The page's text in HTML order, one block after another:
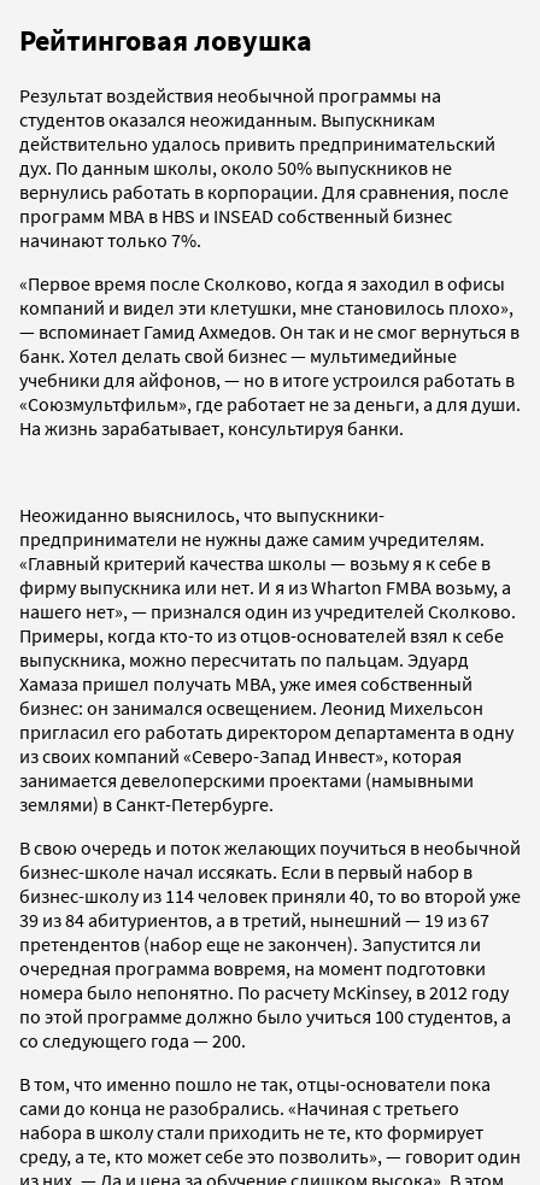
Рейтинговая ловушка
Результат воздействия необычной программы на
студентов оказался неожиданным. Выпускникам
действительно удалось привить предпринимательский
дух. По данным школы, около 50% выпускников не
вернулись работать в корпорации. Для сравнения, после
программ MBA в HBS и INSEAD собственный бизнес
начинают только 7%.
«Первое время после Сколково, когда я заходил в офисы
компаний и видел эти клетушки, мне становилось плохо»,
— вспоминает Гамид Ахмедов. Он так и не смог вернуться в
банк. Хотел делать свой бизнес — мультимедийные
учебники для айфонов, — но в итоге устроился работать в
«Союзмультфильм», где работает не за деньги, а для души.
На жизнь зарабатывает, консультируя банки.
Неожиданно выяснилось, что выпускники-
предприниматели не нужны даже самим учредителям.
«Главный критерий качества школы — возьму я к себе в
фирму выпускника или нет. И я из Wharton FMBA возьму, а
нашего нет», — признался один из учредителей Сколково.
Примеры, когда кто-то из отцов-основателей взял к себе
выпускника, можно пересчитать по пальцам. Эдуард
Хамаза пришел получать МBА, уже имея собственный
бизнес: он занимался освещением. Леонид Михельсон
пригласил его работать директором департамента в одну
из своих компаний «Северо-Запад Инвест», которая
занимается девелоперскими проектами (намывными
землями) в Санкт-Петербурге.
В свою очередь и поток желающих поучиться в необычной
бизнес-школе начал иссякать. Если в первый набор в
бизнес-школу из 114 человек приняли 40, то во второй уже
39 из 84 абитуриентов, а в третий, нынешний — 19 из 67
претендентов (набор еще не закончен). Запустится ли
очередная программа вовремя, на момент подготовки
номера было непонятно. По расчету McKinsey, в 2012 году
по этой программе должно было учиться 100 студентов, а
со следующего года — 200.
В том, что именно пошло не так, отцы-основатели пока
сами до конца не разобрались. «Начиная с третьего
набора в школу стали приходить не те, кто формирует
среду, а те, кто может себе это позволить», — говорит один